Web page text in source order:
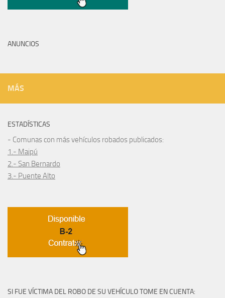
ANUNCIOS
MÁS
ESTADÍSTICAS
- Comunas con más vehículos robados publicados:
1.- Maipú
2.- San Bernardo
3.- Puente Alto
SI FUE VÍCTIMA DEL ROBO DE SU VEHÍCULO TOME EN CUENTA: